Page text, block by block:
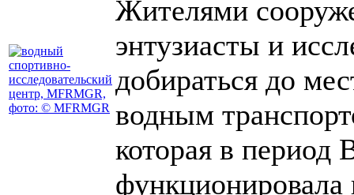
Жителями
энтузиасты и
добираться до
водным
которая в
функционировала